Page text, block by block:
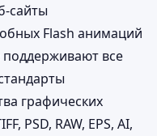
сайты
Flash анимаций
все
графических
PSD, RAW, EPS, AI,